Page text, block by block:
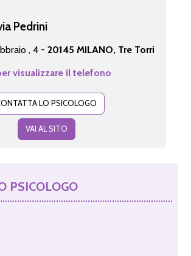
Pedrini
, 4 - 20145 MILANO, Tre Torri
visualizzare il telefono
LO PSICOLOGO
VAI AL SITO
PSICOLOGO